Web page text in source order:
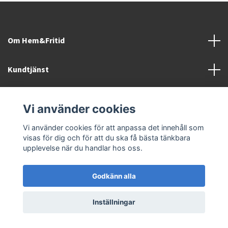
Om Hem&Fritid
Kundtjänst
Sociala medier
© 2026 Hem&Fritid i Sävsjö AB
Vi använder cookies
Vi använder cookies för att anpassa det innehåll som
visas för dig och för att du ska få bästa tänkbara
upplevelse när du handlar hos oss.
Godkänn alla
Inställningar